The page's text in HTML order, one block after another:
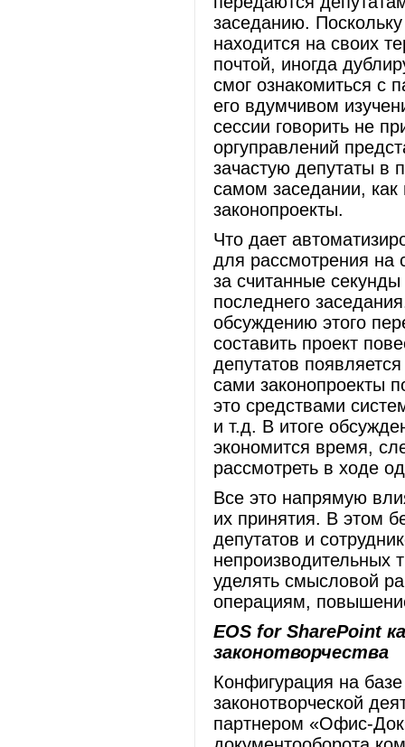
заседанию.
находится на своих
почтой, иногда
смог ознакомиться с
его вдумчивом
сессии говорить не
оргуправлений
зачастую депутаты в
самом заседании,
законопроекты.
Что дает
для рассмотрения
за считанные
последнего
обсуждению этого
составить проект
депутатов
сами законопроекты
это средствами
и т.д. В итоге
экономится время,
рассмотреть в ходе
Все это напрямую
их принятия. В этом
депутатов и
непроизводительных
уделять смысловой
операциям,
EOS for SharePoint
законотворчества
Конфигурация на
законотворческой
партнером «Офис-